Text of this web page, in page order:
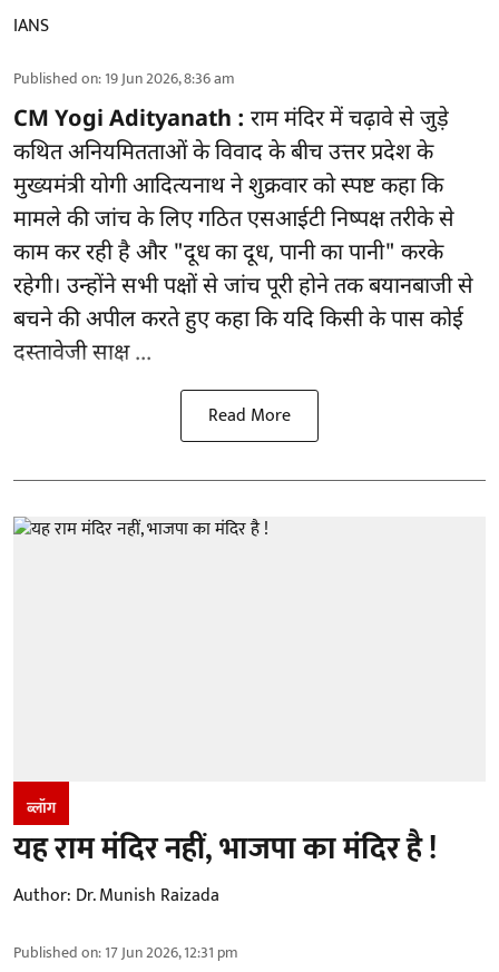
IANS
Published on:19 Jun 2026, 8:36 am
CM Yogi Adityanath : राम मंदिर में चढ़ावे से जुड़े
कथित अनियमितताओं के विवाद के बीच उत्तर प्रदेश के
मुख्यमंत्री योगी आदित्यनाथ ने शुक्रवार को स्पष्ट कहा कि
मामले की जांच के लिए गठित एसआईटी निष्पक्ष तरीके से
काम कर रही है और "दूध का दूध, पानी का पानी" करके
रहेगी। उन्होंने सभी पक्षों से जांच पूरी होने तक बयानबाजी से
बचने की अपील करते हुए कहा कि यदि किसी के पास कोई
दस्तावेजी साक्ष ...
Read More
ब्लॉग
यह राम मंदिर नहीं, भाजपा का मंदिर है !
Author: Dr. Munish Raizada
Published on:17 Jun 2026, 12:31 pm